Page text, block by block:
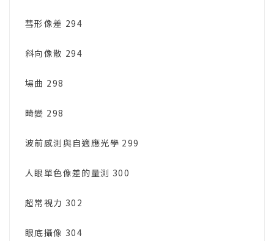
彗形像差 294
斜向像散 294
場曲 298
畸變 298
波前感測與自適應光學 299
人眼單色像差的量測 300
超常視力 302
眼底攝像 304